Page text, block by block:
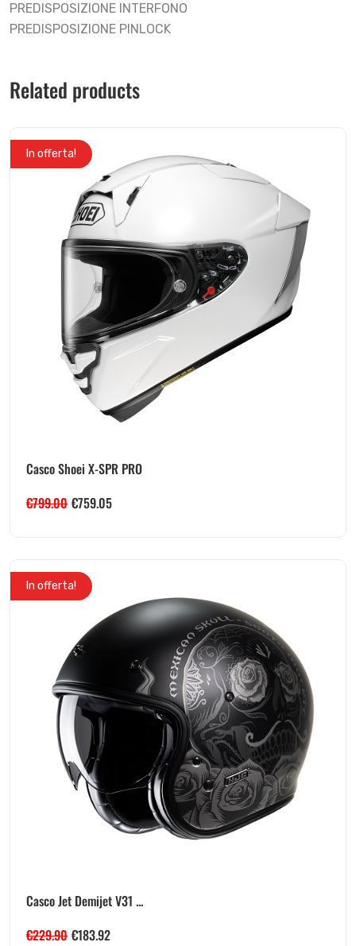
PREDISPOSIZIONE INTERFONO
PREDISPOSIZIONE PINLOCK
Related products
In offerta!
Casco Shoei X-SPR PRO
€799.00 €759.05
In offerta!
Casco Jet Demijet V31 ...
€229.90 €183.92